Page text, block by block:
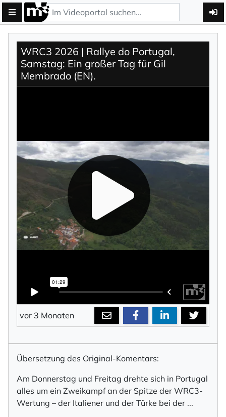
WRC3 2026 | Rallye do Portugal,
Samstag: Ein großer Tag für Gil
Membrado (EN).
vor 3 Monaten
Übersetzung des Original-Komentars:
Am Donnerstag und Freitag drehte sich in Portugal
alles um ein Zweikampf an der Spitze der WRC3-
Wertung – der Italiener und der Türke bei der ...